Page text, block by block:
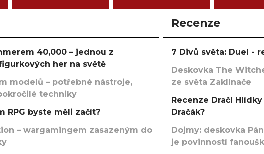
40,000 – jednou z
her na světě
modelů – potřebné nástroje,
techniky
RPG byste měli začít?
– wargamingem zasazeným do
Recenze
7 Divů světa: Duel -
Deskovka The
ze světa Zaklínače
Recenze Dračí
Dračák?
Dojmy: deskovka
je povinností